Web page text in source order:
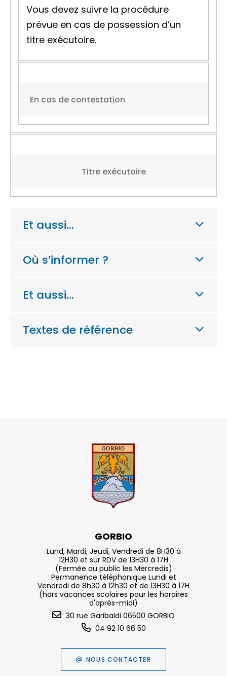
Vous devez suivre la procédure
prévue en cas de possession d’un
titre exécutoire.
En cas de contestation
Titre exécutoire
Et aussi…
Où s’informer ?
Et aussi…
Textes de référence
GORBIO
Lund, Mardi, Jeudi, Vendredi de 8H30 à
12H30 et sur RDV de 13H30 à 17H
(Fermée au public les Mercredis)
Permanence téléphonique Lundi et
Vendredi de 8h30 à 12h30 et de 13H30 à 17H
(hors vacances scolaires pour les horaires
d'après-midi)
30 rue Garibaldi 06500 GORBIO
04 92 10 66 50
NOUS CONTACTER